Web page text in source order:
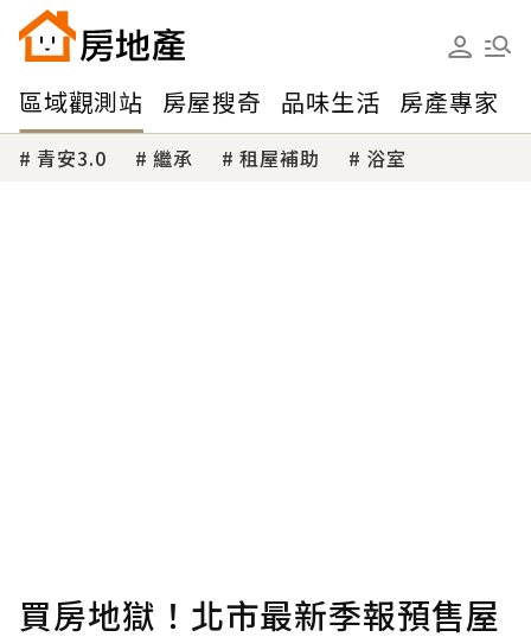
區域觀測站 房屋搜奇 品味生活 房產專家
青安3.0 繼承 租屋補助 浴室
買房地獄！北市最新季報預售屋